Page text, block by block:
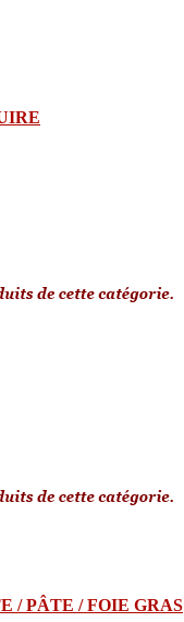
/ PÂTE / FOIE GRAS